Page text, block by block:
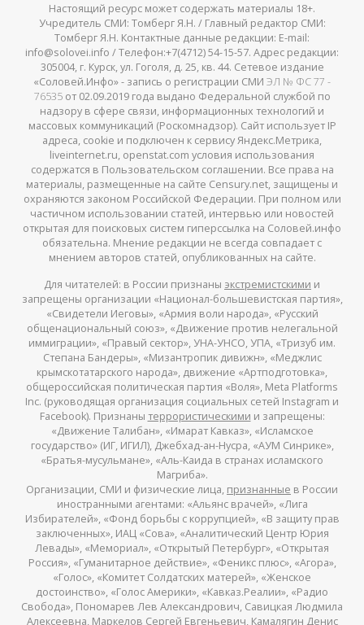
Настоящий ресурс может содержать материалы 18+.
Учредитель СМИ: Томберг Я.Н. / Главный редактор СМИ:
Томберг Я.Н. Контактные данные редакции: E-mail:
info@solovei.info / Телефон:+7(4712) 54-15-57. Адрес редакции:
305004, г. Курск, ул. Гоголя, д. 25, кв. 44. Сетевое издание
«Соловей.Инфо» - запись о регистрации СМИ ЭЛ № ФС 77 -
76535от 02.09.2019 года выдано Федеральной службой по
надзору в сфере связи, информационных технологий и
массовых коммуникаций (Роскомнадзор). Сайт использует IP
адреса, cookie и подключен к сервису Яндекс.Метрика,
liveinternet.ru, openstat.com условия использования
содержатся в Пользовательском соглашении. Все права на
материалы, размещенные на сайте Censury.net, защищены и
охраняются законом Российской Федерации. При полном или
частичном использовании статей, интервью или новостей
открытая для поисковых систем гиперссылка на Соловей.инфо
обязательна. Мнение редакции не всегда совпадает с
мнением авторов статей, опубликованных на сайте.
Для читателей: в России признаны экстремистскими и
запрещены организации «Национал-большевистская партия»,
«Свидетели Иеговы», «Армия воли народа», «Русский
общенациональный союз», «Движение против нелегальной
иммиграции», «Правый сектор», УНА-УНСО, УПА, «Тризуб им.
Степана Бандеры», «Мизантропик дивижн», «Меджлис
крымскотатарского народа», движение «Артподготовка»,
общероссийская политическая партия «Воля», Meta Platforms
Inc. (руководящая организация социальных сетей Instagram и
Facebook). Признаны террористическими и запрещены:
«Движение Талибан», «Имарат Кавказ», «Исламское
государство» (ИГ, ИГИЛ), Джебхад-ан-Нусра, «АУМ Синрике»,
«Братья-мусульмане», «Аль-Каида в странах исламского
Магриба».
Организации, СМИ и физические лица, признанные в России
иностранными агентами: «Альянс врачей», «Лига
Избирателей», «Фонд борьбы с коррупцией», «В защиту прав
заключенных», ИАЦ «Сова», «Аналитический Центр Юрия
Левады», «Мемориал», «Открытый Петербург», «Открытая
Россия», «Гуманитарное действие», «Феникс плюс», «Агора»,
«Голос», «Комитет Солдатских матерей», «Женское
достоинство», «Голос Америки», «Кавказ.Реалии», «Радио
Свобода», Пономарев Лев Александрович, Савицкая Людмила
Алексеевна, Маркелов Сергей Евгеньевич, Камалягин Денис